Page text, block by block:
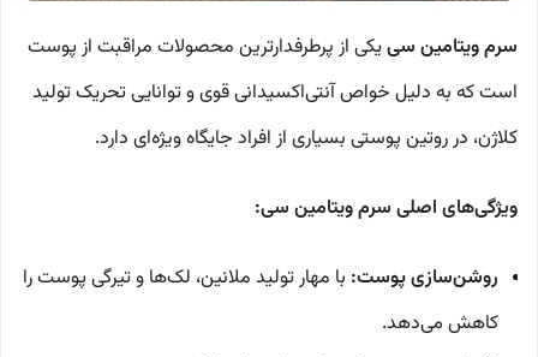
سرم ویتامین سییکی از پرطرفدارترین محصولات مراقبت از پوست
است که به دلیل خواص آنتی‌اکسیدانی قوی و توانایی تحریک تولید
کلاژن، در روتین پوستی بسیاری از افراد جایگاه ویژه‌ای دارد.
ویژگی‌های اصلی سرم ویتامین سی:
روشن‌سازی پوست: با مهار تولید ملانین، لک‌ها و تیرگی پوست را
کاهش می‌دهد.